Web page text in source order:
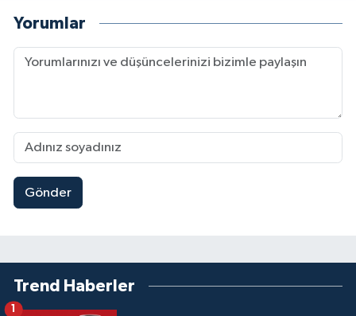
Yorumlar
Gönder
Trend Haberler
1